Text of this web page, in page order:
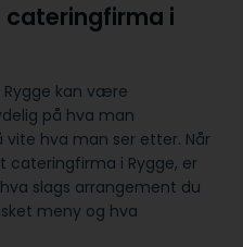
cateringfirma i
kan være
på hva man
hva man ser etter. Når
i Rygge, er
slags arrangement du
meny og hva